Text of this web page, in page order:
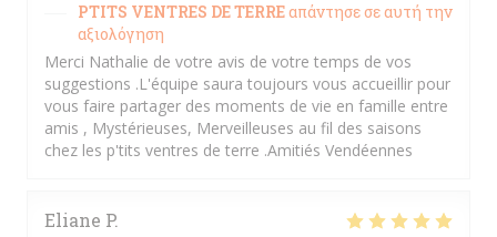
PTITS VENTRES DE TERREαπάντησε σε αυτή την
αξιολόγηση
Merci Nathalie de votre avis de votre temps de vos
suggestions .L'équipe saura toujours vous accueillir pour
vous faire partager des moments de vie en famille entre
amis , Mystérieuses, Merveilleuses au fil des saisons
chez les p'tits ventres de terre .Amitiés Vendéennes
Eliane P